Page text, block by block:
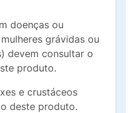
doenças ou
grávidas ou
devem consultar o
produto.
e crustáceos
deste produto.